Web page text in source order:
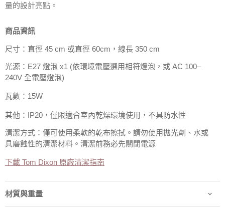
量的設計亮點。
商品資訊
尺寸：直徑 45 cm 或直徑 60cm，線長 350 cm
光源：E27 燈泡 x1 (依環境電壓選用相符燈泡，或 AC 100–
240V 全電壓燈泡)
瓦數：15W
其他：IP20，僅限適合室內乾燥環境使用，不具防水性
清潔方式：僅可使用柔軟的乾布擦拭。請勿使用拋光劑、水或
具磨蝕性的清潔材料。清潔前務必先關閉電源
下載 Tom Dixon 原廠清潔指南
材質與重量